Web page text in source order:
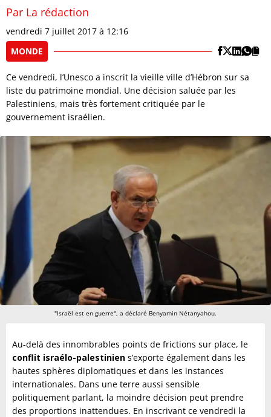
Par La rédaction
vendredi 7 juillet 2017 à 12:16
MONDE
Ce vendredi, l’Unesco a inscrit la vieille ville d’Hébron sur sa
liste du patrimoine mondial. Une décision saluée par les
Palestiniens, mais très fortement critiquée par le
gouvernement israélien.
"Israël est en guerre", a déclaré Benyamin Nétanyahou.
Au-delà des innombrables points de frictions sur place, le
conflit israélo-palestinien s’exporte également dans les
hautes sphères diplomatiques et dans les instances
internationales. Dans une terre aussi sensible
politiquement parlant, la moindre décision peut prendre
des proportions inattendues. En inscrivant ce vendredi la